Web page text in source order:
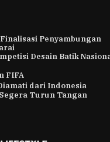
Penyambungan
Desain Batik
FIFA
dari Indonesia
Turun Tangan